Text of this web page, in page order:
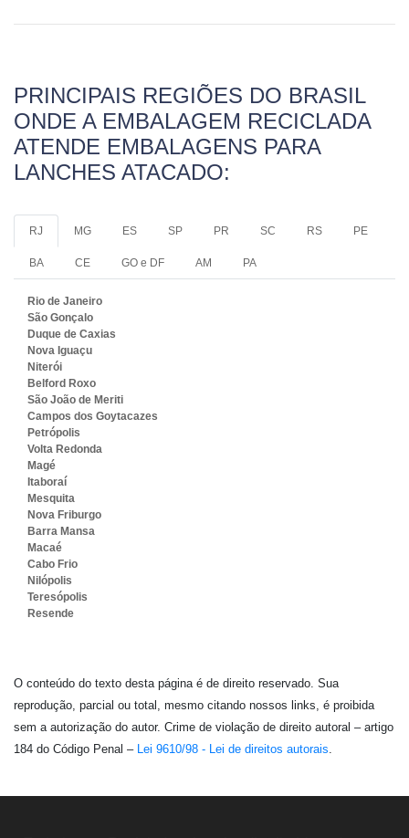
PRINCIPAIS REGIÕES DO BRASIL
ONDE A EMBALAGEM RECICLADA
ATENDE EMBALAGENS PARA
LANCHES ATACADO:
RJ MG ES SP PR SC RS PE
BA CE GO e DF AM PA
Rio de Janeiro
São Gonçalo
Duque de Caxias
Nova Iguaçu
Niterói
Belford Roxo
São João de Meriti
Campos dos Goytacazes
Petrópolis
Volta Redonda
Magé
Itaboraí
Mesquita
Nova Friburgo
Barra Mansa
Macaé
Cabo Frio
Nilópolis
Teresópolis
Resende
O conteúdo do texto desta página é de direito reservado. Sua
reprodução, parcial ou total, mesmo citando nossos links, é proibida
sem a autorização do autor. Crime de violação de direito autoral – artigo
184 do Código Penal – Lei 9610/98 - Lei de direitos autorais.